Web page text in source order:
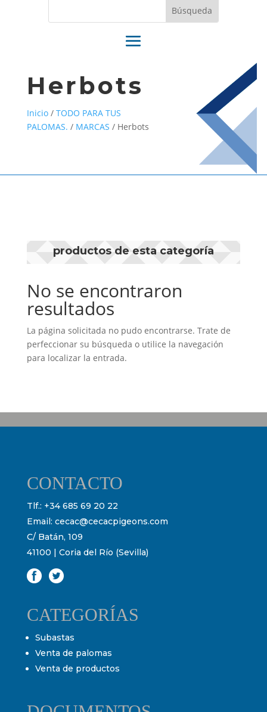
Herbots
Inicio/ TODO PARA TUS
PALOMAS. / MARCAS / Herbots
productos de esta categoría
No se encontraron
resultados
La página solicitada no pudo encontrarse. Trate de
perfeccionar su búsqueda o utilice la navegación
para localizar la entrada.
CONTACTO
Tlf.: +34 685 69 20 22
Email: cecac@cecacpigeons.com
C/ Batán, 109
41100 | Coria del Río (Sevilla)
CATEGORÍAS
Subastas
Venta de palomas
Venta de productos